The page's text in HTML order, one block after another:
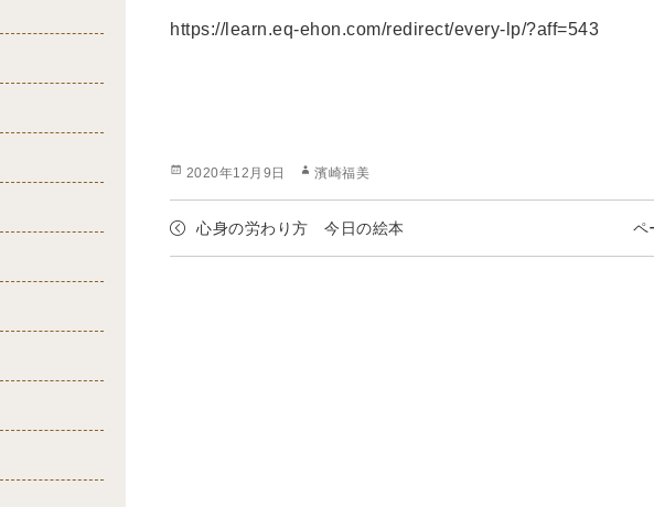
https://learn.eq-ehon.com/redirect/every-lp/?aff=543
投
2020年12月9日
作
濱崎福美
心身の労わり方 今日の絵本 ペ